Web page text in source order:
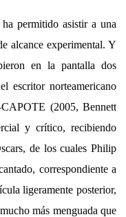
permitido asistir a una
alcance experimental. Y
en la pantalla dos
escritor norteamericano
(2005, Bennett
y crítico, recibiendo
de los cuales Philip
correspondiente a
ligeramente posterior,
más menguada que